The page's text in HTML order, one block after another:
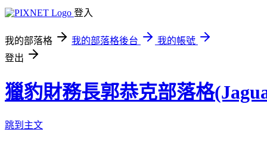
登入
我的部落格 我的部落格後台
我的帳號
登出
獵豹財務長郭恭克部落格
跳到主文